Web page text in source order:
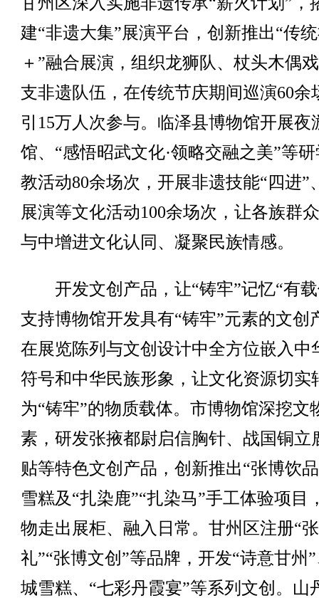
建“非遗大集”展演平台，创新推出“传
＋”融合展演，组织龙狮队、杖头木偶
支非遗队伍，在传统节庆期间巡演60余
引15万人次参与。临泽县博物馆开展夜
馆、“感悟昭武文化·领略交融之美”等
教活动80余场次，开展非遗技能“四进”
展演等文化活动100余场次，让各族群
与中增进文化认同、凝聚民族情感。
开发文创产品，让“铸牢”记忆“有载
支持博物馆开发具有“铸牢”元素的文创
在展览陈列与文创设计中全方位嵌入中
符号和中华民族形象，让文化资源切实
为“铸牢”的物质载体。市博物馆深挖文
素，研发张掖都尉启信胸针、战国铜立
贴等特色文创产品，创新推出“张博饮
雪糕及“扎染鹿”“扎染马”手工体验项目
物走出展柜、融入日常。甘州区注册“
礼”“张博文创”等品牌，开发“诗意甘州
城雪糕、“七彩丹霞宴”等系列文创。山